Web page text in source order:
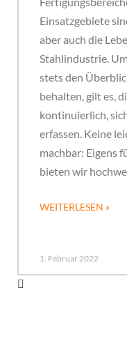
Einsatzgebiete
aber auch die
Stahlindustrie.
stets den
behalten, gilt es,
kontinuierlich,
erfassen. Keine
machbar: Eigens
bieten wir
WEITERLESEN »
1. Februar 2022